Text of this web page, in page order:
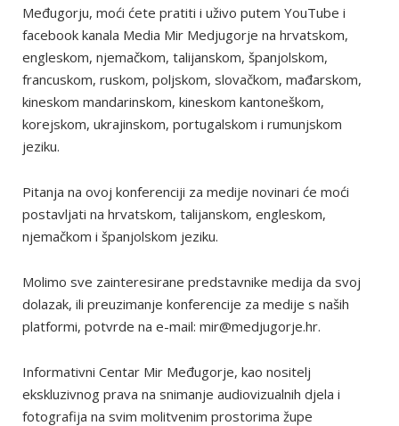
Međugorju, moći ćete pratiti i uživo putem YouTube i
facebook kanala Media Mir Medjugorje na hrvatskom,
engleskom, njemačkom, talijanskom, španjolskom,
francuskom, ruskom, poljskom, slovačkom, mađarskom,
kineskom mandarinskom, kineskom kantoneškom,
korejskom, ukrajinskom, portugalskom i rumunjskom
jeziku.
Pitanja na ovoj konferenciji za medije novinari će moći
postavljati na hrvatskom, talijanskom, engleskom,
njemačkom i španjolskom jeziku.
Molimo sve zainteresirane predstavnike medija da svoj
dolazak, ili preuzimanje konferencije za medije s naših
platformi, potvrde na e-mail: mir@medjugorje.hr.
Informativni Centar Mir Međugorje, kao nositelj
ekskluzivnog prava na snimanje audiovizualnih djela i
fotografija na svim molitvenim prostorima župe